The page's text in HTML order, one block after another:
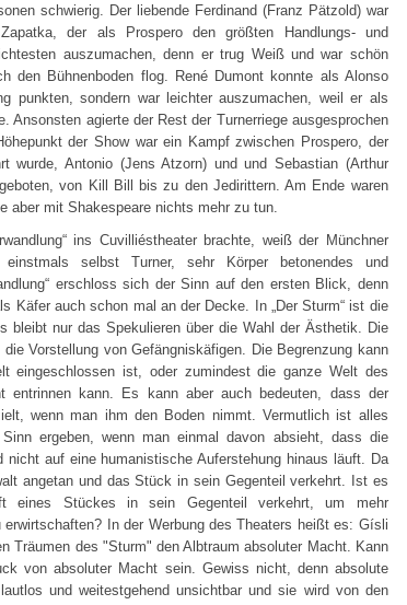
schwierig. Der liebende Ferdinand (Franz Pätzold) war
der als Prospero den größten Handlungs- und
auszumachen, denn er trug Weiß und war schön
den Bühnenboden flog. René Dumont konnte als Alonso
punkten, sondern war leichter auszumachen, weil er als
Ansonsten agierte der Rest der Turnerriege ausgesprochen
der Show war ein Kampf zwischen Prospero, der
wurde, Antonio (Jens Atzorn) und und Sebastian (Arthur
von Kill Bill bis zu den Jedirittern. Am Ende waren
aber mit Shakespeare nichts mehr zu tun.
ins Cuvilliéstheater brachte, weiß der Münchner
einstmals selbst Turner, sehr Körper betonendes und
erschloss sich der Sinn auf den ersten Blick, denn
Käfer auch schon mal an der Decke. In „Der Sturm“ ist die
bleibt nur das Spekulieren über die Wahl der Ästhetik. Die
Vorstellung von Gefängniskäfigen. Die Begrenzung kann
eingeschlossen ist, oder zumindest die ganze Welt des
entrinnen kann. Es kann aber auch bedeuten, dass der
wenn man ihm den Boden nimmt. Vermutlich ist alles
ergeben, wenn man einmal davon absieht, dass die
nicht auf eine humanistische Auferstehung hinaus läuft. Da
angetan und das Stück in sein Gegenteil verkehrt. Ist es
eines Stückes in sein Gegenteil verkehrt, um mehr
In der Werbung des Theaters heißt es: Gísli
Träumen des "Sturm" den Albtraum absoluter Macht. Kann
von absoluter Macht sein. Gewiss nicht, denn absolute
und weitestgehend unsichtbar und sie wird von den